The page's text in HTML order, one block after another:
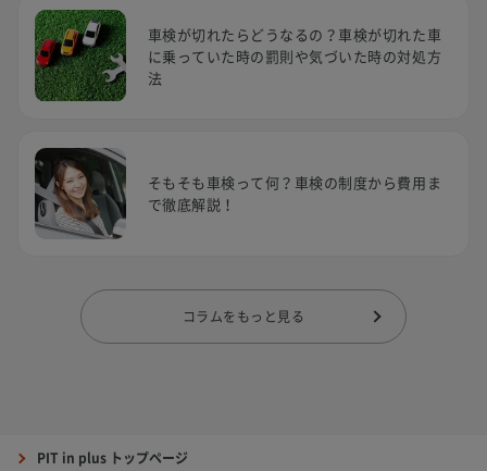
車検が切れたらどうなるの？車検が切れた車
に乗っていた時の罰則や気づいた時の対処方
法
そもそも車検って何？車検の制度から費用ま
で徹底解説！
コラムをもっと見る
PIT in plus トップページ